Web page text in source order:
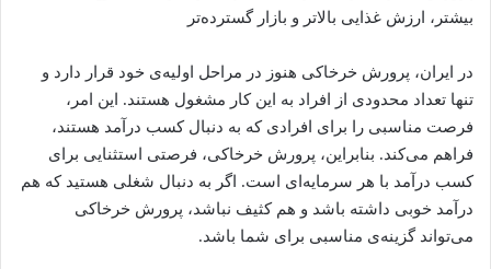
بیشتر، ارزش غذایی بالاتر و بازار گسترده‌تر
در ایران، پرورش خرخاکی هنوز در مراحل اولیه‌ی خود قرار دارد و
تنها تعداد محدودی از افراد به این کار مشغول هستند. این امر،
فرصت مناسبی را برای افرادی که به دنبال کسب درآمد هستند،
فراهم می‌کند. بنابراین، پرورش خرخاکی، فرصتی استثنایی برای
کسب درآمد با هر سرمایه‌ای است. اگر به دنبال شغلی هستید که هم
درآمد خوبی داشته باشد و هم کثیف نباشد، پرورش خرخاکی
می‌تواند گزینه‌ی مناسبی برای شما باشد.